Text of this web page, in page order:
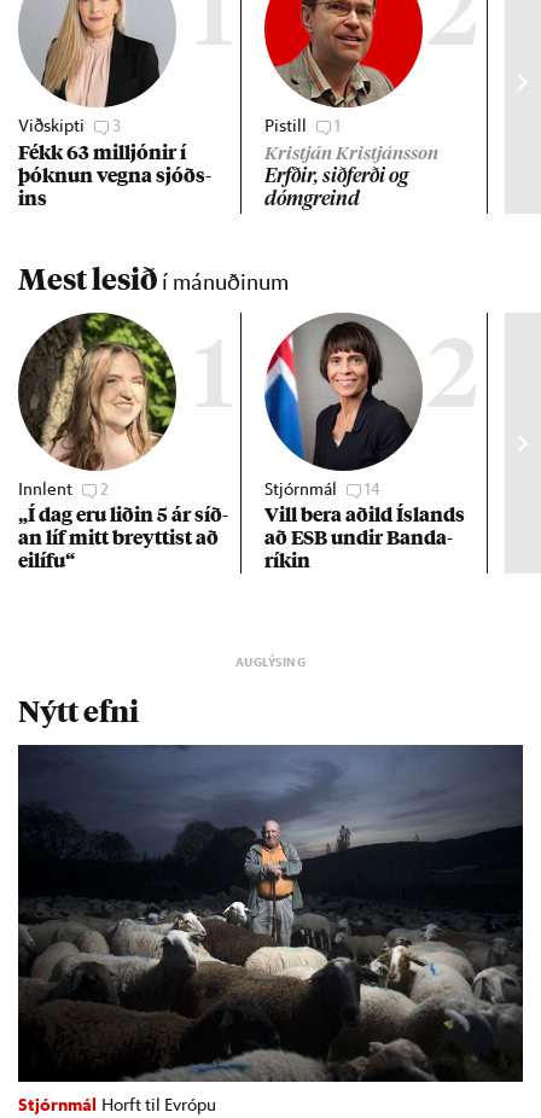
Viðskipti 3
Fékk 63 millj­ón­ir í
þókn­un vegna sjóðs­
ins
Pistill 1
Kristján Kristjánsson
Erfð­ir, sið­ferði og
dómgreind
Mest lesið í mánuðinum
1
Innlent 2
„Í dag eru lið­in 5 ár síð­
an líf mitt breytt­ist að
ei­lífu“
2
Stjórnmál 14
Vill bera að­ild Ís­lands
að ESB und­ir Banda­
rík­in
Nýtt efni
Stjórnmál Horft til Evrópu